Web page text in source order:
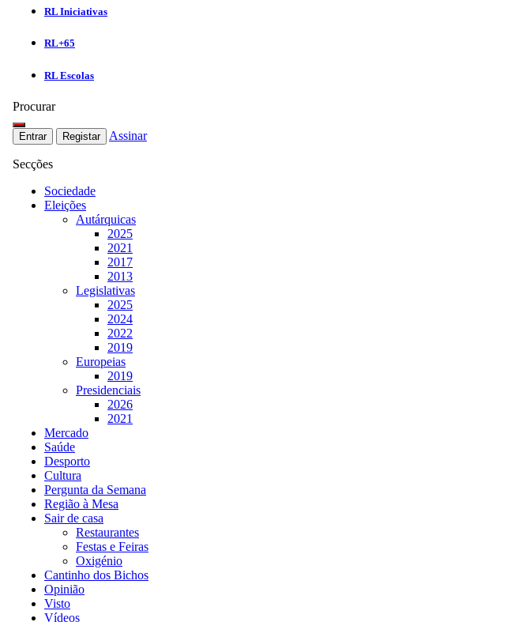
RL Iniciativas
RL+65
RL Escolas
Procurar
Entrar Registar Assinar
Secções
Sociedade
Eleições
Autárquicas
2025
2021
2017
2013
Legislativas
2025
2024
2022
2019
Europeias
2019
Presidenciais
2026
2021
Mercado
Saúde
Desporto
Cultura
Pergunta da Semana
Região à Mesa
Sair de casa
Restaurantes
Festas e Feiras
Oxigénio
Cantinho dos Bichos
Opinião
Visto
Vídeos